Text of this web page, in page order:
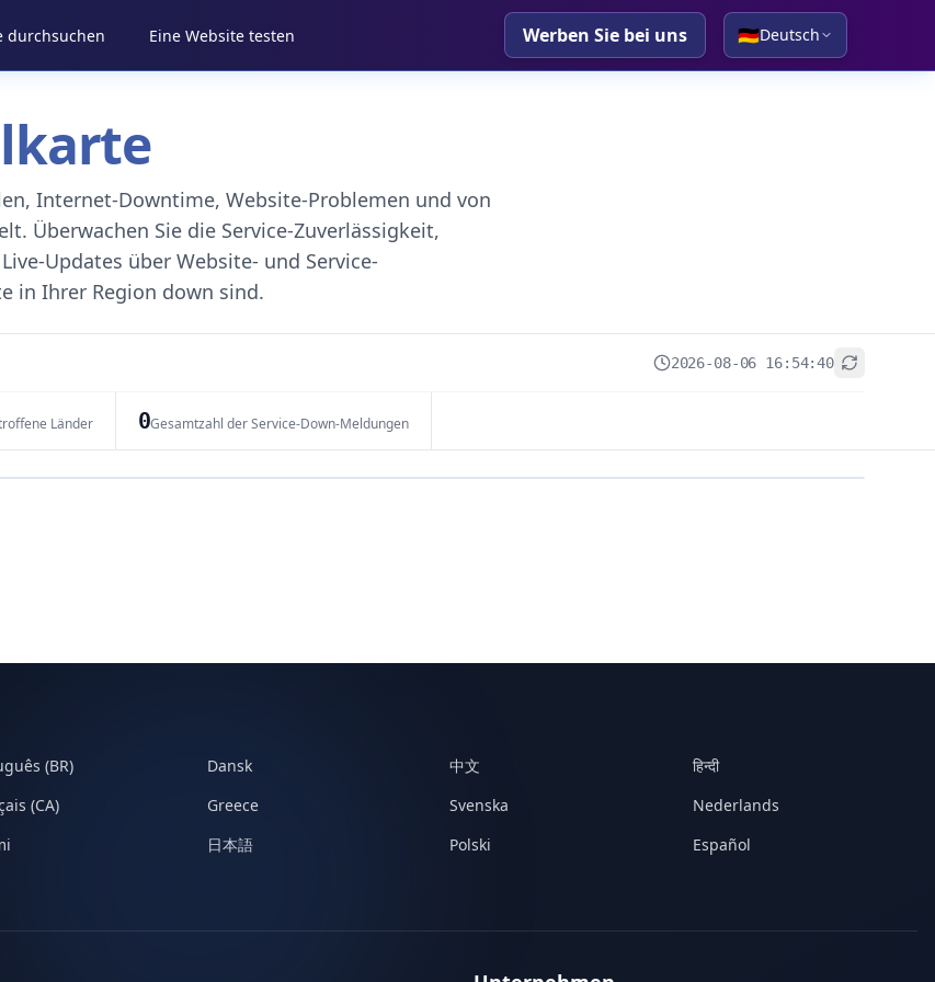
durchsuchen Eine Website testen Werben Sie bei uns 🇩🇪Deutsch
Internet-Downtime, Website-Problemen und von
Überwachen Sie die Service-Zuverlässigkeit,
Updates über Website- und Service-
in Ihrer Region down sind.
2026-08-06 16:54:40
Länder 0Gesamtzahl der Service-Down-Meldungen
(BR) Dansk 中文
हिन्दी
(CA) Greece Svenska
Nederlands
日本語 Polski
Español